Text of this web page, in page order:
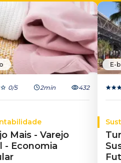
0/5 2min 432
Mais - Varejo
- Economia
E-